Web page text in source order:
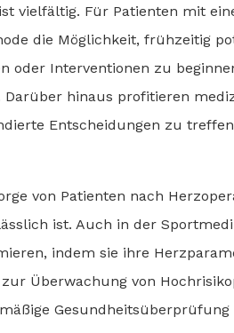
vielfältig. Für Patienten mit
die Möglichkeit, frühzeitig
oder Interventionen zu
hinaus profitieren
Entscheidungen zu
von Patienten nach
ist. Auch in der
indem sie ihre
Überwachung von